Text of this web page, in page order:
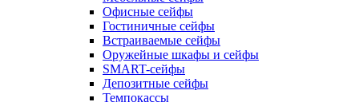
Офисные сейфы
Гостиничные сейфы
Встраиваемые сейфы
Оружейные шкафы и сейфы
SMART-сейфы
Депозитные сейфы
Темпокассы